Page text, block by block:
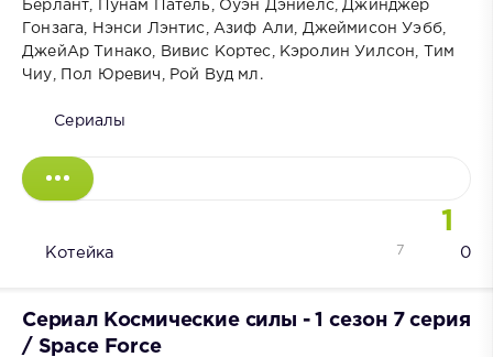
Берлант, Пунам Патель, Оуэн Дэниелс, Джинджер
Гонзага, Нэнси Лэнтис, Азиф Али, Джеймисон Уэбб,
ДжейАр Тинако, Вивис Кортес, Кэролин Уилсон, Тим
Чиу, Пол Юревич, Рой Вуд мл.
Сериалы
1
Котейка 0
7
Сериал Космические силы - 1 сезон 7 серия
/ Space Force